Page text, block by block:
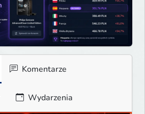
Komentarze
Wydarzenia